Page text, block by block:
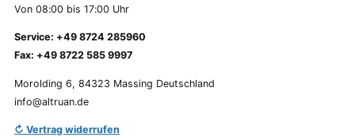
Von 08:00 bis 17:00 Uhr
Service: +49 8724 285960
Fax: +49 8722 585 9997
Morolding 6, 84323 Massing Deutschland
info@altruan.de
↻ Vertrag widerrufen